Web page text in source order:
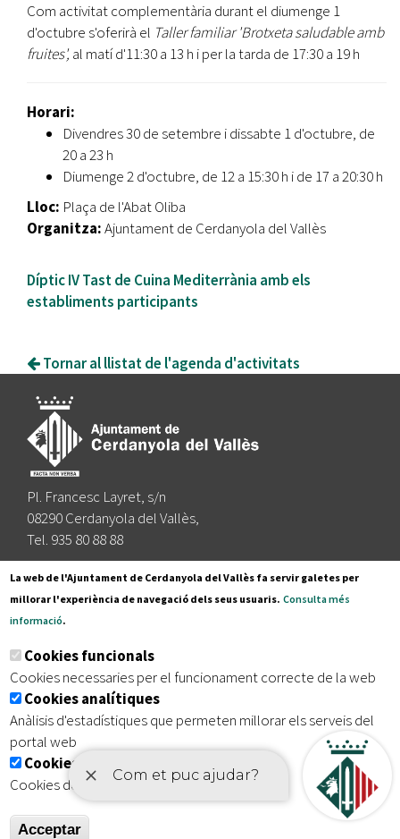
Com activitat complementària durant el diumenge 1
d'octubre s'oferirà el Taller familiar 'Brotxeta saludable amb
fruites',al matí d'11:30 a 13 h i per la tarda de 17:30 a 19 h
Horari:
Divendres 30 de setembre i dissabte 1 d'octubre, de
20 a 23 h
Diumenge 2 d'octubre, de 12 a 15:30 h i de 17 a 20:30 h
Lloc: Plaça de l'Abat Oliba
Organitza:Ajuntament de Cerdanyola del Vallès
Díptic IV Tast de Cuina Mediterrània amb els
establiments participants
Tornar al llistat de l'agenda d'activitats
Pl. Francesc Layret, s/n
08290 Cerdanyola del Vallès,
Tel. 935 80 88 88
Segueix-nos a:
Subscriu-te al nostre butlletí
Inici | Avís legal | Protecció de dades
| Accessibilitat
La web de l'Ajuntament de Cerdanyola del Vallès fa servir galetes per
millorar l'experiència de navegació dels seus usuaris. Consulta més
informació.
Cookies funcionals
Cookies necessaries per el funcionament correcte de la web
Cookies analítiques
Anàlisis d'estadístiques que permeten millorar els serveis del
portal web
Cookies publicitàries
Cookies de tercers amb finalitat publicitària
Acceptar